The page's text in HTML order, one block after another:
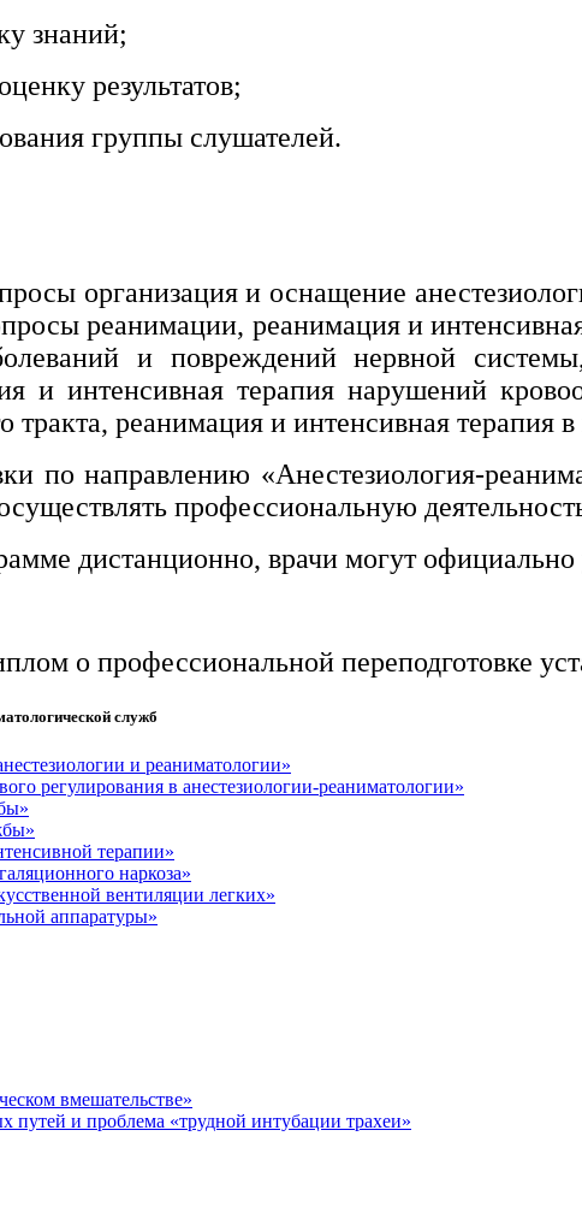
знаний;
результатов;
группы слушателей.
организация и оснащение
реанимации, реанимация и
и повреждений нервной
и интенсивная терапия нарушений
реанимация и интенсивная терапия в
по направлению «Анестезиология-
профессиональную
дистанционно, врачи могут официально
о профессиональной переподготовке
служб
и реаниматологии»
регулирования в анестезиологии-реаниматологии»
терапии»
наркоза»
вентиляции легких»
аппаратуры»
вмешательстве»
и проблема «трудной интубации трахеи»